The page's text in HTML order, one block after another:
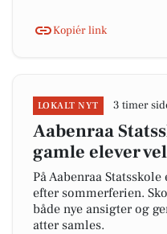
Kopiér link
LOKALT NYT 3 timer
Aabenraa
gamle elever
På Aabenraa
efter sommerferien.
både nye ansigter og
atter samles.